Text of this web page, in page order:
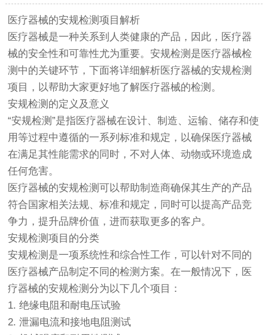
医疗器械的安规检测项目解析
医疗器械是一种关系到人类健康的产品，因此， 医疗器
械的安全性和可靠性尤为重要。安规检测是 医疗器械检
测中的关键环节，下面将详细解析医疗器械的安规检测
项目，以帮助大家更好地了解医疗器械的检测。
安规检测的定义及意义
“安规检测”是指医疗器械在设计、制造、运输、储存和使
用等过程中遵循的一系列标准和规定，以确保医疗器械
在满足其性能需求的同时，不对人体、动物或环境造成
任何危害。
医疗器械的安规检测可以帮助制造商确保其生产的产品
符合国家相关法规、标准和规定，同时可以提高产品竞
争力，提升品牌价值，进而获取更多的客户。
安规检测项目的分类
安规检测是一项系统性和综合性工作，可以针对不同的
医疗器械产品制定不同的检测方案。在一般情况下，医
疗器械的安规检测分为以下几个项目：
1. 绝缘电阻和耐电压试验
2. 泄漏电流和接地电阻测试